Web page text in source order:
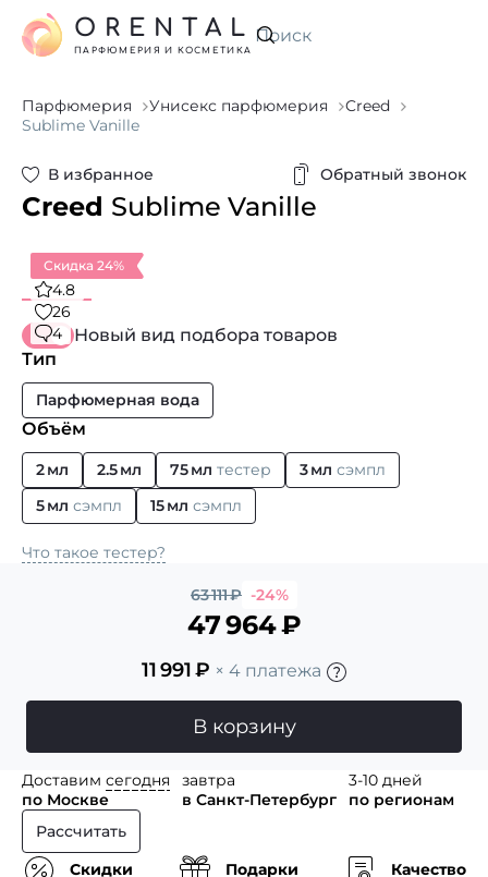
Искать
ORENTAL
ПАРФЮМЕРИЯ И КОСМЕТИКА
Парфюмерия Унисекс парфюмерия
Creed
Sublime Vanille
В избранное Обратный звонок
Creed Sublime Vanille
Скидка 24%
4.8
26
4
Новый вид подбора товаров
Тип
Парфюмерная вода
Объём
2 мл 2.5 мл 75 мл тестер 3 мл сэмпл
5 мл сэмпл 15 мл сэмпл
Что такое тестер?
63 111₽ -24%
47 964₽
11 991₽ × 4 платежа
В корзину
Доставим сегодня
по Москве
завтра
в Санкт-Петербург
3-10 дней
по регионам
Рассчитать
Скидки
Подарки
Качество